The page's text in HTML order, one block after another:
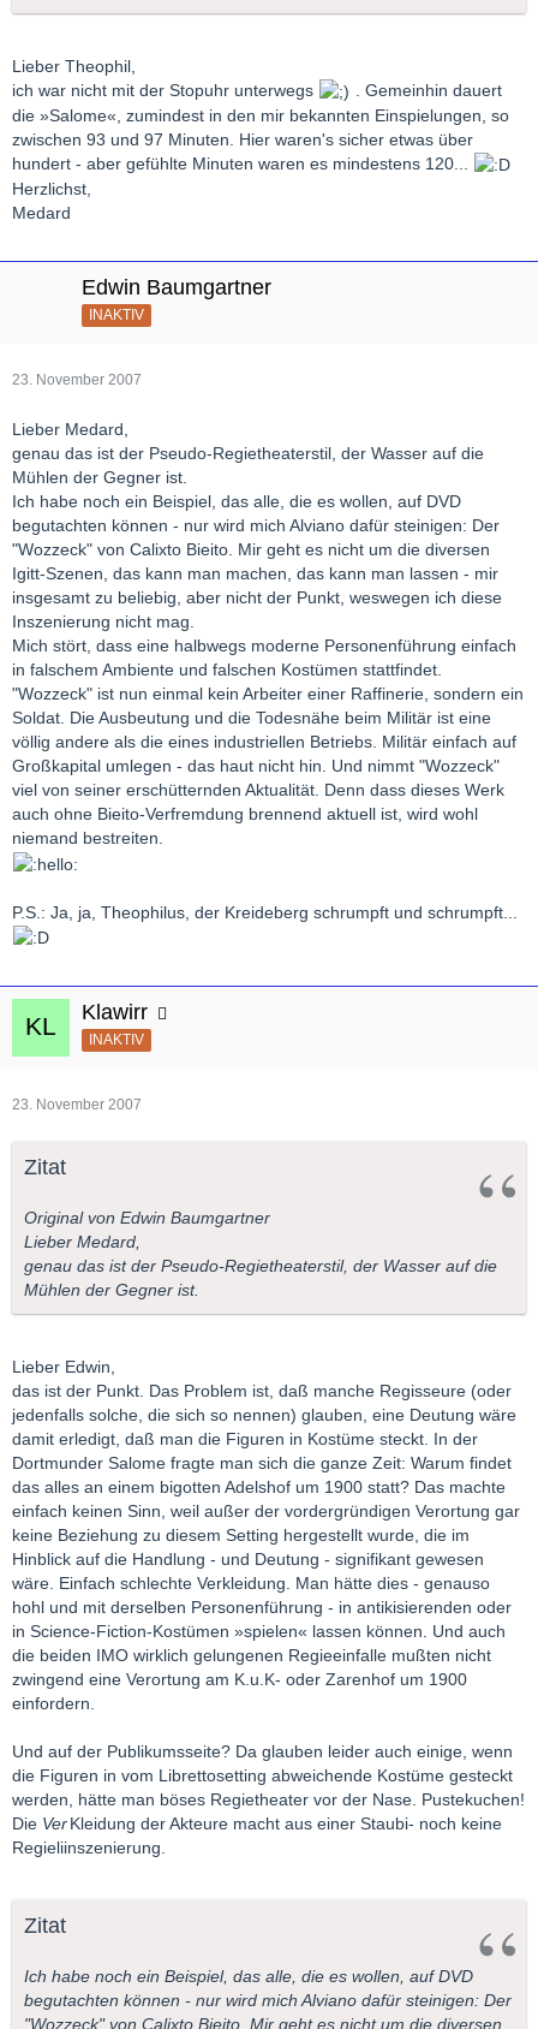
Lieber Theophil,
ich war nicht mit der Stopuhr unterwegs
. Gemeinhin dauert
die »Salome«, zumindest in den mir bekannten Einspielungen, so
zwischen 93 und 97 Minuten. Hier waren's sicher etwas über
hundert - aber gefühlte Minuten waren es mindestens 120...
Herzlichst,
Medard
Edwin Baumgartner
INAKTIV
23. November 2007
Lieber Medard,
genau das ist der Pseudo-Regietheaterstil, der Wasser auf die
Mühlen der Gegner ist.
Ich habe noch ein Beispiel, das alle, die es wollen, auf DVD
begutachten können - nur wird mich Alviano dafür steinigen: Der
"Wozzeck" von Calixto Bieito. Mir geht es nicht um die diversen
Igitt-Szenen, das kann man machen, das kann man lassen - mir
insgesamt zu beliebig, aber nicht der Punkt, weswegen ich diese
Inszenierung nicht mag.
Mich stört, dass eine halbwegs moderne Personenführung einfach
in falschem Ambiente und falschen Kostümen stattfindet.
"Wozzeck" ist nun einmal kein Arbeiter einer Raffinerie, sondern ein
Soldat. Die Ausbeutung und die Todesnähe beim Militär ist eine
völlig andere als die eines industriellen Betriebs. Militär einfach auf
Großkapital umlegen - das haut nicht hin. Und nimmt "Wozzeck"
viel von seiner erschütternden Aktualität. Denn dass dieses Werk
auch ohne Bieito-Verfremdung brennend aktuell ist, wird wohl
niemand bestreiten.
P.S.: Ja, ja, Theophilus, der Kreideberg schrumpft und schrumpft...
Klawirr
INAKTIV
23. November 2007
Zitat
Original von Edwin Baumgartner
Lieber Medard,
genau das ist der Pseudo-Regietheaterstil, der Wasser auf die
Mühlen der Gegner ist.
Lieber Edwin,
das ist der Punkt. Das Problem ist, daß manche Regisseure (oder
jedenfalls solche, die sich so nennen) glauben, eine Deutung wäre
damit erledigt, daß man die Figuren in Kostüme steckt. In der
Dortmunder Salome fragte man sich die ganze Zeit: Warum findet
das alles an einem bigotten Adelshof um 1900 statt? Das machte
einfach keinen Sinn, weil außer der vordergründigen Verortung gar
keine Beziehung zu diesem Setting hergestellt wurde, die im
Hinblick auf die Handlung - und Deutung - signifikant gewesen
wäre. Einfach schlechte Verkleidung. Man hätte dies - genauso
hohl und mit derselben Personenführung - in antikisierenden oder
in Science-Fiction-Kostümen »spielen« lassen können. Und auch
die beiden IMO wirklich gelungenen Regieeinfalle mußten nicht
zwingend eine Verortung am K.u.K- oder Zarenhof um 1900
einfordern.
Und auf der Publikumsseite? Da glauben leider auch einige, wenn
die Figuren in vom Librettosetting abweichende Kostüme gesteckt
werden, hätte man böses Regietheater vor der Nase. Pustekuchen!
Die VerKleidung der Akteure macht aus einer Staubi- noch keine
Regieliinszenierung.
Zitat
Ich habe noch ein Beispiel, das alle, die es wollen, auf DVD
begutachten können - nur wird mich Alviano dafür steinigen: Der
"Wozzeck" von Calixto Bieito. Mir geht es nicht um die diversen